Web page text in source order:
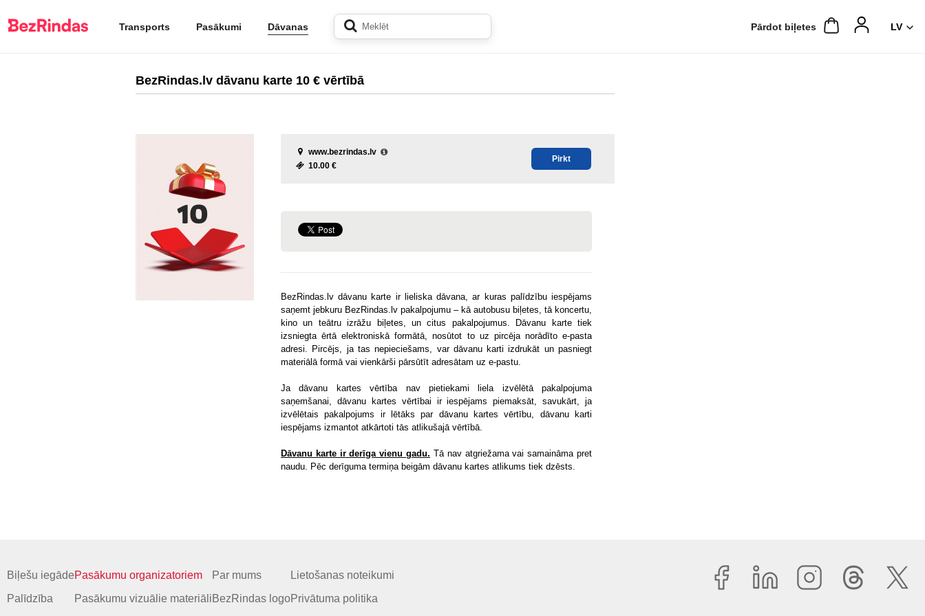
Transports Pasākumi Dāvanas Pārdot biļetes
BezRindas.lv dāvanu karte 10 € vērtībā
www.bezrindas.lv
10.00 €
Pirkt
BezRindas.lv dāvanu karte ir lieliska dāvana, ar kuras palīdzību iespējams
saņemt jebkuru BezRindas.lv pakalpojumu – kā autobusu biļetes, tā koncertu,
kino un teātru izrāžu biļetes, un citus pakalpojumus. Dāvanu karte tiek
izsniegta ērtā elektroniskā formātā, nosūtot to uz pircēja norādīto e-pasta
adresi. Pircējs, ja tas nepieciešams, var dāvanu karti izdrukāt un pasniegt
materiālā formā vai vienkārši pārsūtīt adresātam uz e-pastu.
Ja dāvanu kartes vērtība nav pietiekami liela izvēlētā pakalpojuma
saņemšanai, dāvanu kartes vērtībai ir iespējams piemaksāt, savukārt, ja
izvēlētais pakalpojums ir lētāks par dāvanu kartes vērtību, dāvanu karti
iespējams izmantot atkārtoti tās atlikušajā vērtībā.
Dāvanu karte ir derīga vienu gadu. Tā nav atgriežama vai samaināma pret
naudu. Pēc derīguma termiņa beigām dāvanu kartes atlikums tiek dzēsts.
Biļešu iegāde
Palīdzība
Pasākumu organizatoriem
Pasākumu vizuālie materiāli
Par mums
BezRindas logo
Lietošanas noteikumi
Privātuma politika